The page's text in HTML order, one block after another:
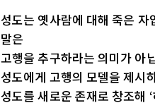
성도는 옛사람에 대해 죽은
말은
고행을 추구하라는 의미가 아
성도에게 고행의 모델을 제시
성도를 새로운 존재로 창조해